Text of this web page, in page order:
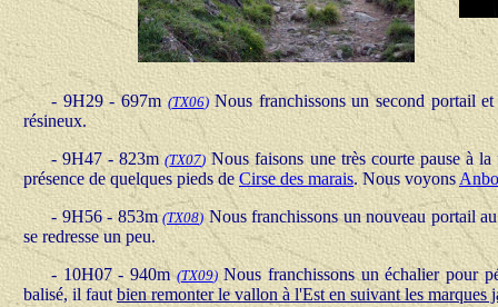
- 9H29 - 697m (TX06)Nous franchissons un second portail
résineux.
- 9H47 - 823m(TX07) Nous faisons une très courte pause à
présence de quelques pieds deCirse des marais. Nous voyons
- 9H56 - 853m(TX08)Nous franchissons un nouveau portail
se redresse un peu.
- 10H07 - 940m(TX09)Nous franchissons un échalier pour
balisé, il fautbien remonter le vallon à l'Est en suivant les marques